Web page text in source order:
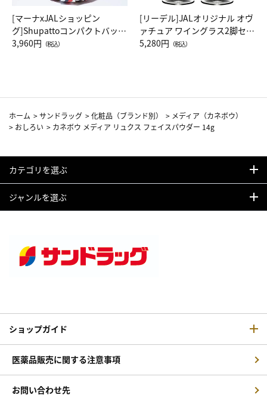
[マーナxJALショッピン
グ]Shupattoコンパクトバッグ
Drop JAL客室乗務員（LC）ス
3,960円 （税込）
[リーデル]JALオリジナル オヴ
ァチュア ワイングラス2脚セッ
ト（レッドワイン）
5,280円 （税込）
ホーム >サンドラッグ >化粧品（ブランド別） > メディア（カネボウ）
> おしろい > カネボウ メディア リュクス フェイスパウダー 14g
カテゴリを選ぶ
ジャンルを選ぶ
ショップガイド
医薬品販売に関する注意事項
お問い合わせ先